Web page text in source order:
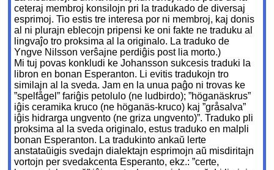
ceteraj membroj konsilojn pri la tradukado de diversaj
esprimoj. Tio estis tre interesa por ni membroj, kaj donis
al ni plurajn eblecojn pripensi ke oni fakte ne traduku al
lingvaĵo tro proksima al la originalo. La traduko de
Yngve Nilsson verŝajne perdiĝis post lia morto.)
Mi tuj povas konkludi ke Johansson sukcesis traduki la
libron en bonan Esperanton. Li evitis tradukojn tro
similajn al la sveda. Jam en la unua paĝo ni trovas ke
”spelfågel” fariĝis petolulo (ne ludbirdo); ”höganäskrus”
iĝis ceramika kruco (ne höganäs-kruco) kaj ”gråsalva”
iĝis hidrarga ungvento (ne griza ungvento)”. Traduko pli
proksima al la sveda originalo, estus traduko en malpli
bonan Esperanton. La tradukinto ankaŭ lerte
anstataŭigis svedajn dialektajn esprimojn aŭ misdiritajn
vortojn per svedakcenta Esperanto, ekz.: ”certe,